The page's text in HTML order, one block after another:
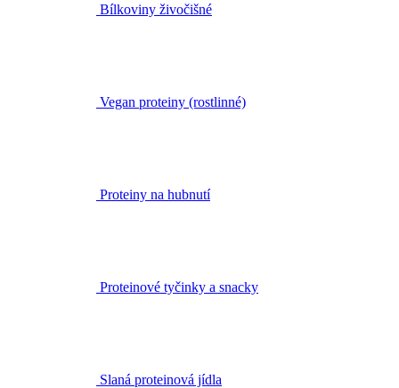
Bílkoviny živočišné
Vegan proteiny (rostlinné)
Proteiny na hubnutí
Proteinové tyčinky a snacky
Slaná proteinová jídla